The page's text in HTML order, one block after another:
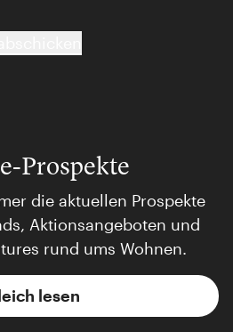
Prospekte
die aktuellen Prospekte
Aktionsangeboten und
rund ums Wohnen.
lesen